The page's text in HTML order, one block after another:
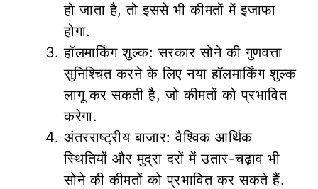
हो जाता है, तो इससे भी कीमतों में इजाफा
होगा.
हॉलमार्किंग शुल्क: सरकार सोने की गुणवत्ता
सुनिश्चित करने के लिए नया हॉलमार्किंग शुल्क
लागू कर सकती है, जो कीमतों को प्रभावित
करेगा.
अंतरराष्ट्रीय बाजार: वैश्विक आर्थिक
स्थितियों और मुद्रा दरों में उतार-चढ़ाव भी
सोने की कीमतों को प्रभावित कर सकते हैं.